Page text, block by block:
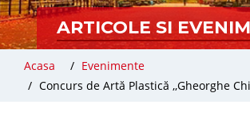
ARTICOLE SI
Acasa
Evenimente
Concurs de Artă Plastică ,,Gheorghe